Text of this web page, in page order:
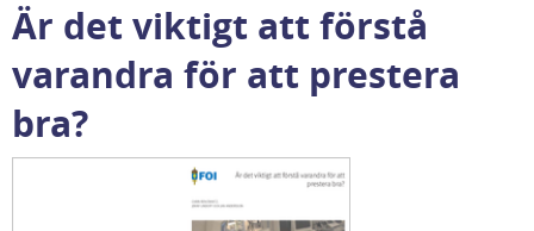
Är det viktigt att förstå
varandra för att prestera
bra?